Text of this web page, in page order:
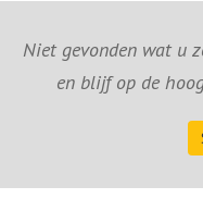
Niet gevonden wat u
en blijf op de